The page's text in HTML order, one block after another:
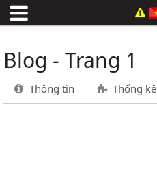
Blog - Trang 1
Thông tin Thống kê